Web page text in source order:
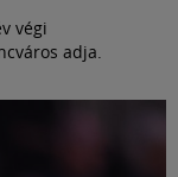
végi
adja.